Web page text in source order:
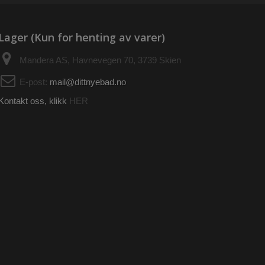
(Kun for henting av varer)
Mandera AS, Havnevegen 70, 3739 Skien
E-post: mail@dittnyebad.no
oss, klikk HER